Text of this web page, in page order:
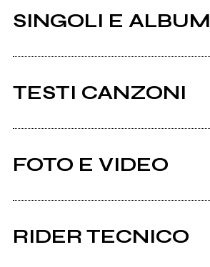
SINGOLI E ALBUM
2025 2024
TESTI CANZONI
FOTO E VIDEO
RIDER TECNICO